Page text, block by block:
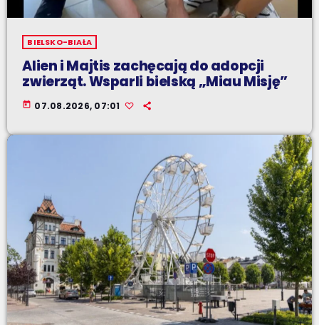
BIELSKO-BIAŁA
Alien i Majtis zachęcają do adopcji
zwierząt. Wsparli bielską „Miau Misję”
today 07.08.2026, 07:01